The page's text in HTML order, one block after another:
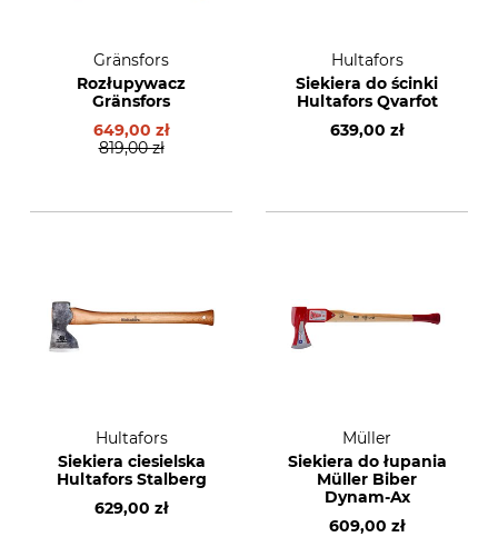
Gränsfors
Rozłupywacz
Gränsfors
649,00 zł
819,00 zł
Hultafors
Siekiera do ścinki
Hultafors Qvarfot
639,00 zł
Hultafors
Siekiera ciesielska
Hultafors Stalberg
629,00 zł
Müller
Siekiera do łupania
Müller Biber
Dynam-Ax
609,00 zł